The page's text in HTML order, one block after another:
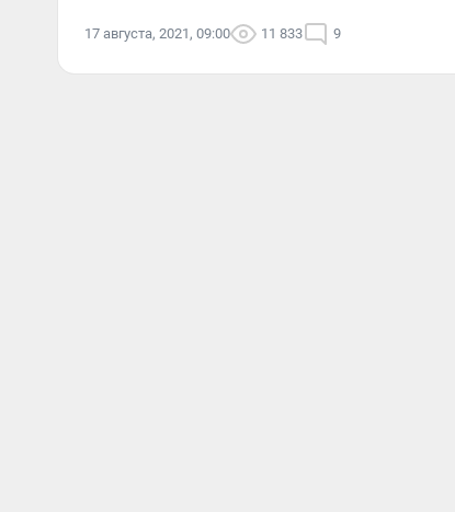
17 августа, 2021, 09:00 11 833 9